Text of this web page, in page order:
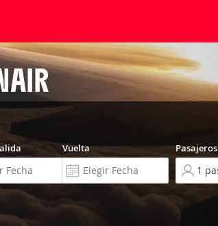
Vuelta Pasajeros